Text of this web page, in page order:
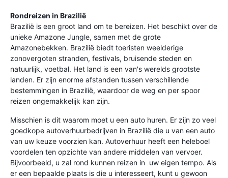
Rondreizen in Brazilië
Brazilië is een groot land om te bereizen. Het beschikt over de
unieke Amazone Jungle, samen met de grote
Amazonebekken. Brazilië biedt toeristen weelderige
zonovergoten stranden, festivals, bruisende steden en
natuurlijk, voetbal. Het land is een van's werelds grootste
landen. Er zijn enorme afstanden tussen verschillende
bestemmingen in Brazilië, waardoor de weg en per spoor
reizen ongemakkelijk kan zijn.
Misschien is dit waarom moet u een auto huren. Er zijn zo veel
goedkope autoverhuurbedrijven in Brazilië die u van een auto
van uw keuze voorzien kan. Autoverhuur heeft een heleboel
voordelen ten opzichte van andere middelen van vervoer.
Bijvoorbeeld, u zal rond kunnen reizen in uw eigen tempo. Als
er een bepaalde plaats is die u interesseert, kunt u gewoon